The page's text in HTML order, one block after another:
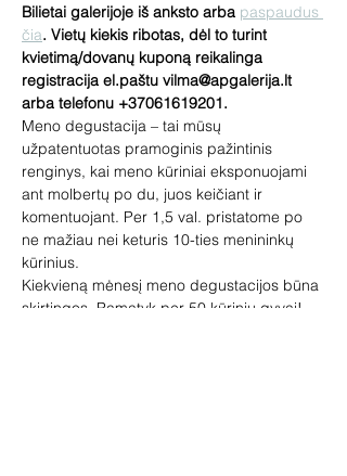
Bilietai galerijoje iš anksto arba paspaudus
čia. Vietų kiekis ribotas, dėl to turint
kvietimą/dovanų kuponą reikalinga
registracija el.paštu vilma@apgalerija.lt
arba telefonu +37061619201.
Meno degustacija – tai mūsų
užpatentuotas pramoginis pažintinis
renginys, kai meno kūriniai eksponuojami
ant molbertų po du, juos keičiant ir
komentuojant. Per 1,5 val. pristatome po
ne mažiau nei keturis 10-ties menininkų
kūrinius.
Kiekvieną mėnesį meno degustacijos būna
skirtingos. Pamatyk per 50 kūrinių gyvai!